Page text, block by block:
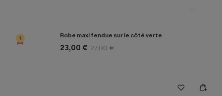
1 Robe maxi fendue sur le côté verte
23,00 € 27,00 €